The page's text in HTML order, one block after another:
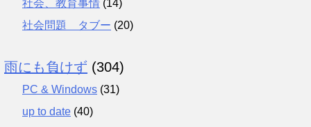
社会、教育事情 (14)
社会問題 タブー (20)
雨にも負けず (304)
PC & Windows (31)
up to date (40)